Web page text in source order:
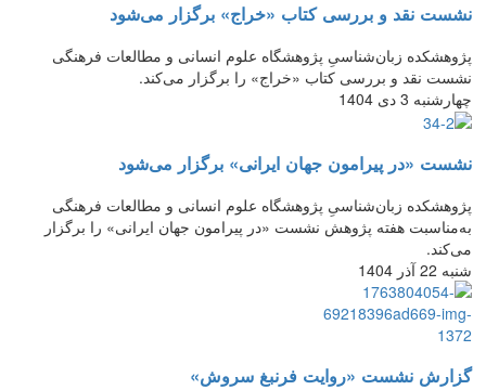
نشست نقد و بررسی کتاب «خراج» برگزار می‌شود
پژوهشکده زبان‌شناسیِ پژوهشگاه علوم انسانی و مطالعات فرهنگی
نشست نقد و بررسی کتاب «خراج» را برگزار می‌کند.
چهارشنبه 3 دی 1404
نشست «در پیرامون جهان ایرانی» برگزار می‌شود
پژوهشکده زبان‌شناسیِ پژوهشگاه علوم انسانی و مطالعات فرهنگی
به‌مناسبت هفته پژوهش نشست «در پیرامون جهان ایرانی» را برگزار
می‌کند.
شنبه 22 آذر 1404
گزارش نشست «روایت فرنبغ سروش»